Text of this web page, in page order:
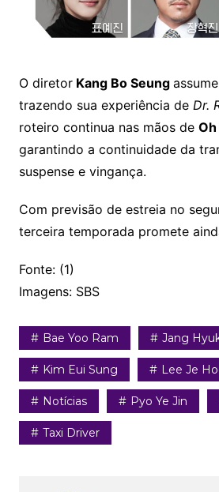
O diretorKang Bo Seung
trazendo sua experiência de Dr.
roteiro continua nas mãos de Oh
garantindo a continuidade da
suspense e vingança.
Com previsão de estreia no
terceira temporada promete
Fonte: (1)
Imagens: SBS
Bae Yoo Ram Jang
Kim Eui Sung Lee Je
Notícias Pyo Ye Jin
Taxi Driver